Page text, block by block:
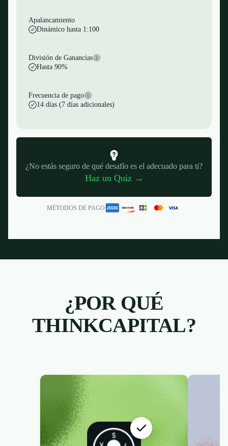
Apalancamiento
Dinámico hasta 1:100
División de Ganancias
Hasta 90%
Frecuencia de pago
14 días (7 días adicionales)
¿No estás seguro de qué desafío es el adecuado para ti?
Haz un Quiz →
MÉTODOS DE PAGO
¿POR QUÉ
THINKCAPITAL?